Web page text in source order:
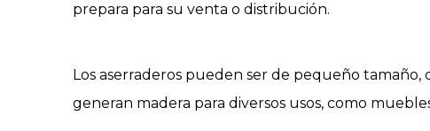
prepara para su venta o distribución.
Los aserraderos pueden ser de pequeño tamaño,
generan madera para diversos usos, como